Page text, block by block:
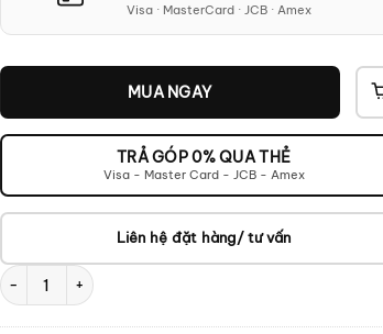
Visa · MasterCard · JCB · Amex
MUA NGAY
TRẢ GÓP 0% QUA THẺ
Visa - Master Card - JCB - Amex
Liên hệ đặt hàng/ tư vấn
Gold Note IS-10 số lượng